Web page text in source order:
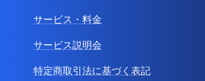
サービス・料金
サービス説明会
特定商取引法に基づく表記